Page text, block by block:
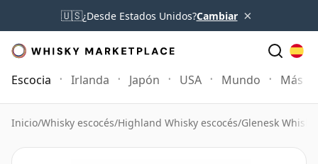
🇺🇸¿Desde Estados Unidos?Cambiar ×
Escocia Irlanda Japón USA Mundo Más
Inicio/Whisky escocés/Highland Whisky escocés/Glenesk Whisky